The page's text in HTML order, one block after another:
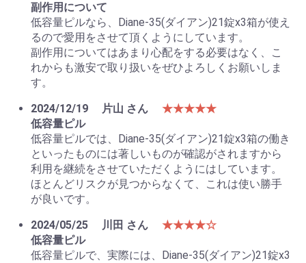
副作用について
低容量ピルなら、Diane-35(ダイアン)21錠x3箱が使え
るので愛用をさせて頂くようにしています。
副作用についてはあまり心配をする必要はなく、こ
れからも激安で取り扱いをぜひよろしくお願いしま
す。
2024/12/19
片山 さん
★★★★★
低容量ピル
低容量ピルでは、Diane-35(ダイアン)21錠x3箱の働き
といったものには著しいものが確認がされますから
利用を継続をさせていただくようにはしています。
ほとんどリスクが見つからなくて、これは使い勝手
が良いです。
2024/05/25
川田 さん
★★★★☆
低容量ピル
低容量ピルで、実際には、Diane-35(ダイアン)21錠x3